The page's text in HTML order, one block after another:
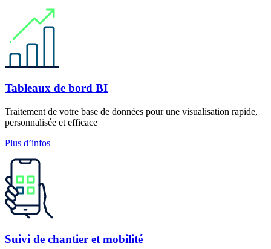
Tableaux de bord BI
Traitement de votre base de données pour une visualisation rapide,
personnalisée et efficace
Plus d’infos
Suivi de chantier et mobilité